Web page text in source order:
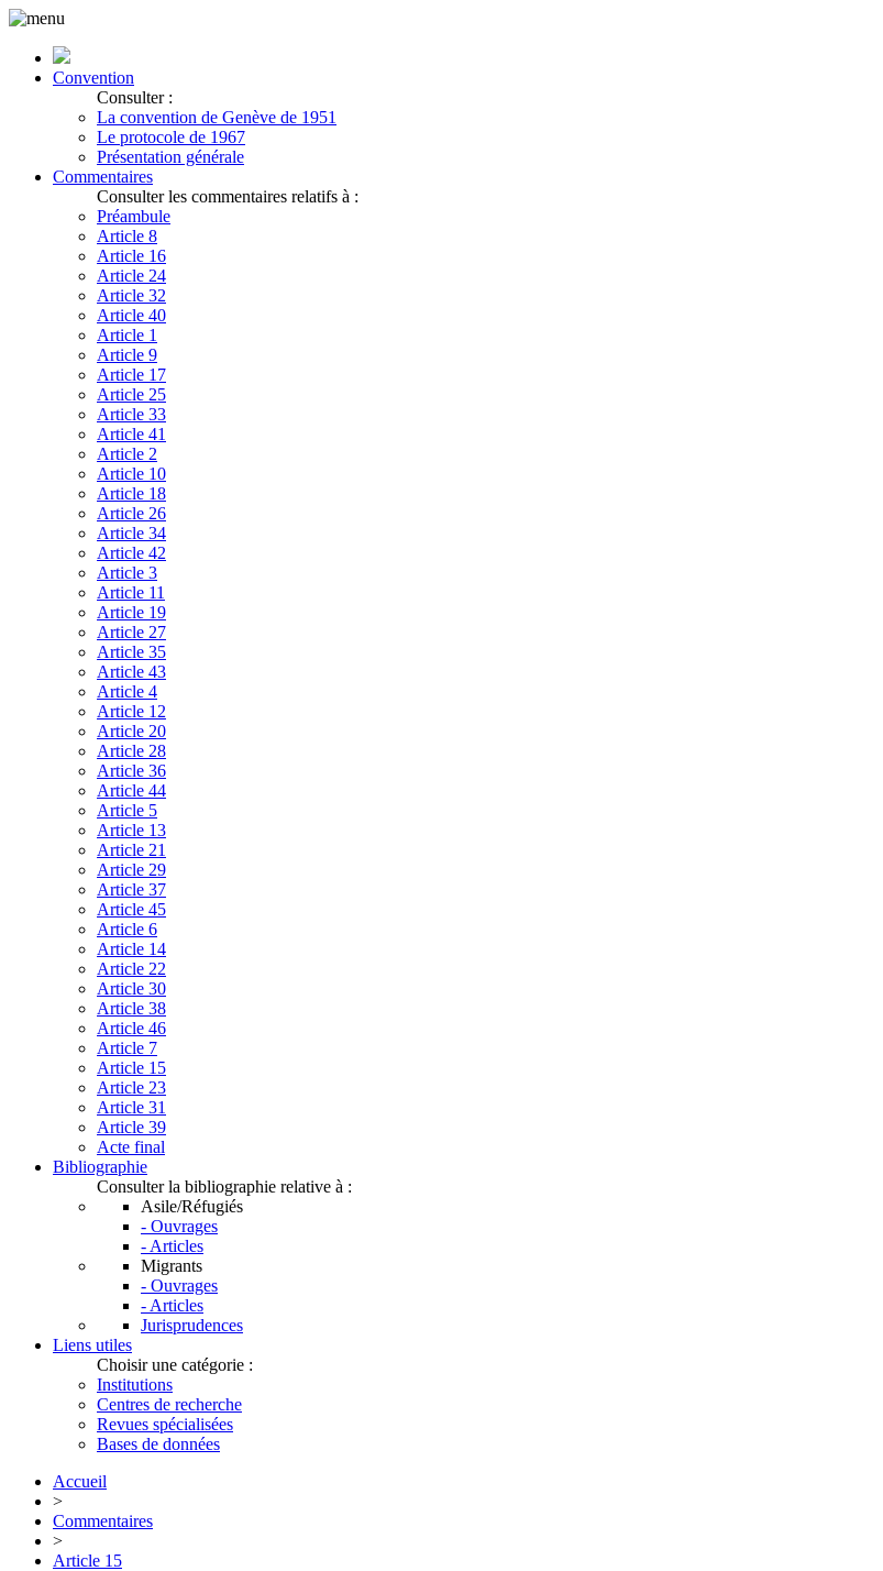
Convention
Consulter :
La convention de Genève de 1951
Le protocole de 1967
Présentation générale
Commentaires
Consulter les commentaires relatifs à :
Préambule
Article 8
Article 16
Article 24
Article 32
Article 40
Article 1
Article 9
Article 17
Article 25
Article 33
Article 41
Article 2
Article 10
Article 18
Article 26
Article 34
Article 42
Article 3
Article 11
Article 19
Article 27
Article 35
Article 43
Article 4
Article 12
Article 20
Article 28
Article 36
Article 44
Article 5
Article 13
Article 21
Article 29
Article 37
Article 45
Article 6
Article 14
Article 22
Article 30
Article 38
Article 46
Article 7
Article 15
Article 23
Article 31
Article 39
Acte final
Bibliographie
Consulter la bibliographie relative à :
Asile/Réfugiés
- Ouvrages
- Articles
Migrants
- Ouvrages
- Articles
Jurisprudences
Liens utiles
Choisir une catégorie :
Institutions
Centres de recherche
Revues spécialisées
Bases de données
Accueil
>
Commentaires
>
Article 15